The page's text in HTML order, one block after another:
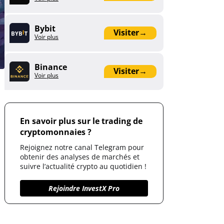
Bybit Visiter→
Voir plus
Binance Visiter→
Voir plus
En savoir plus sur le trading de
cryptomonnaies ?
Rejoignez notre canal Telegram pour
obtenir des analyses de marchés et
suivre l’actualité crypto au quotidien !
Rejoindre InvestX Pro